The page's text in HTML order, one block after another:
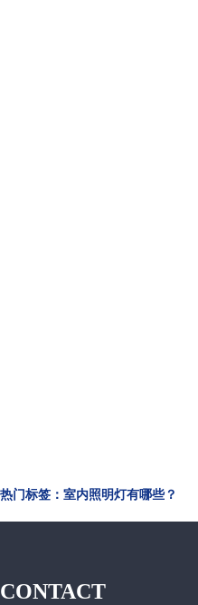
火树
热门标签：室内照明灯有哪些？
CONTACT